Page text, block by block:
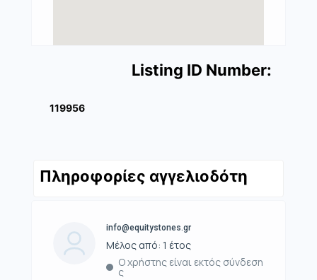
Listing ID Number:
119956
Πληροφορίες αγγελιοδότη
info@equitystones.gr
Μέλος από: 1 έτος
Ο χρήστης είναι εκτός σύνδεση
ς